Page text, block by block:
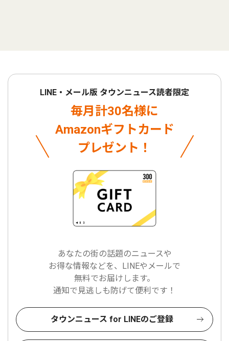
LINE・メール版 タウンニュース読者限定
毎月計30名様に
Amazonギフトカード
プレゼント！
あなたの街の話題のニュースや
お得な情報などを、LINEやメールで
無料でお届けします。
通知で見逃しも防げて便利です！
タウンニュース for LINEのご登録